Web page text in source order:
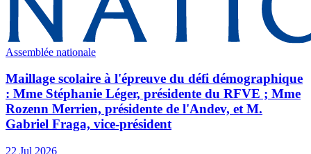
Assemblée nationale
Maillage scolaire à l'épreuve du défi démographique
: Mme Stéphanie Léger, présidente du RFVE ; Mme
Rozenn Merrien, présidente de l'Andev, et M.
Gabriel Fraga, vice-président
22 Jul 2026